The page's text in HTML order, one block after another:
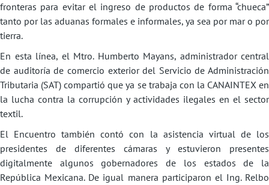
fronteras para evitar el ingreso de productos de forma “chueca”
tanto por las aduanas formales e informales, ya sea por mar o por
tierra.
En esta línea, el Mtro. Humberto Mayans, administrador central
de auditoría de comercio exterior del Servicio de Administración
Tributaria (SAT) compartió que ya se trabaja con la CANAINTEX en
la lucha contra la corrupción y actividades ilegales en el sector
textil.
El Encuentro también contó con la asistencia virtual de los
presidentes de diferentes cámaras y estuvieron presentes
digitalmente algunos gobernadores de los estados de la
República Mexicana. De igual manera participaron el Ing. Relbo